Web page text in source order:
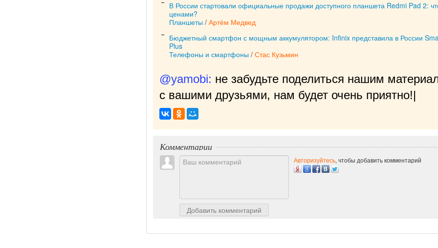
В России стартовали официальные продажи доступного планшета Redmi Pad 2:
ценами?
Планшеты / Артём Медвед
Бюджетный смартфон с мощным аккумулятором: Infinix представила в России
Plus
Телефоны и смартфоны / Стас Кузьмин
@yamobi: не забудьте поделиться нашим
с вашими друзьями, нам будет очень приятно!|
Комментарии
Добавить комментарий
Авторизуйтесь, чтобы добавить комментарий